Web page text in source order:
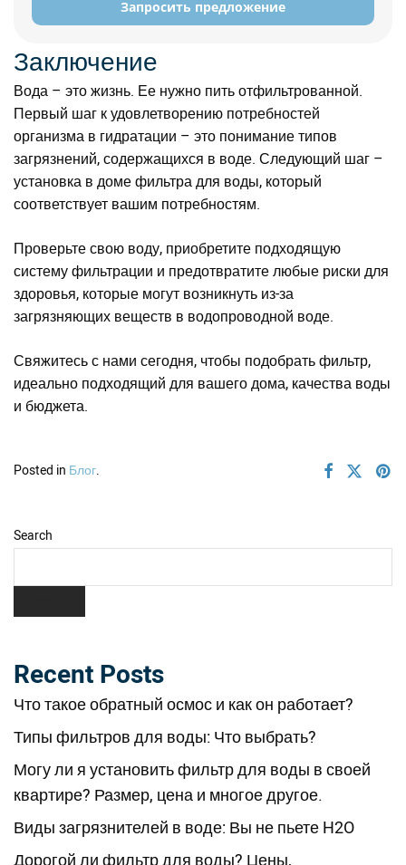
Запросить предложение
Заключение
Вода – это жизнь. Ее нужно пить отфильтрованной.
Первый шаг к удовлетворению потребностей
организма в гидратации – это понимание типов
загрязнений, содержащихся в воде. Следующий шаг –
установка в доме фильтра для воды, который
соответствует вашим потребностям.
Проверьте свою воду, приобретите подходящую
систему фильтрации и предотвратите любые риски для
здоровья, которые могут возникнуть из-за
загрязняющих веществ в водопроводной воде.
Свяжитесь с нами сегодня, чтобы подобрать фильтр,
идеально подходящий для вашего дома, качества воды
и бюджета.
Posted in Блог.
Search
Recent Posts
Что такое обратный осмос и как он работает?
Типы фильтров для воды: Что выбрать?
Могу ли я установить фильтр для воды в своей
квартире? Размер, цена и многое другое.
Виды загрязнителей в воде: Вы не пьете H2O
Дорогой ли фильтр для воды? Цены,